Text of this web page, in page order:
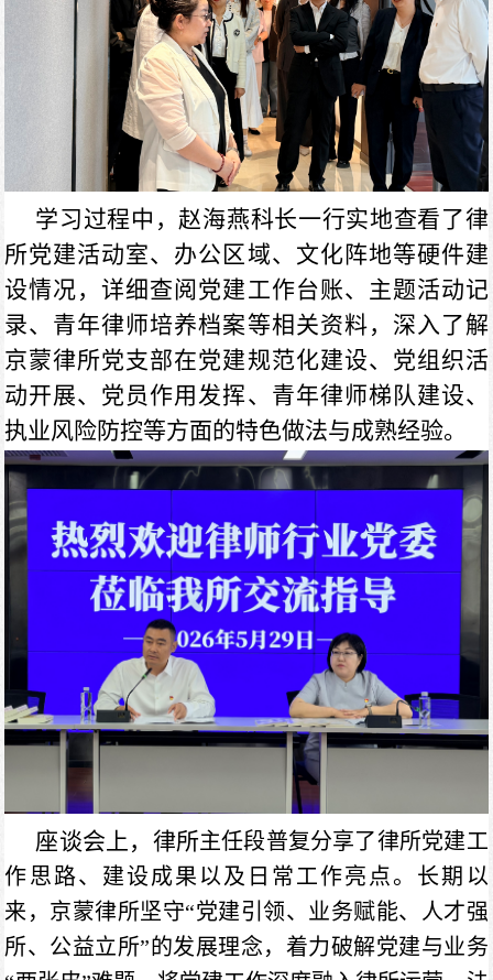
学习过程中，赵海燕科长一行实地查看了律
所党建活动室、办公区域、文化阵地等硬件建
设情况，详细查阅党建工作台账、主题活动记
录、青年律师培养档案等相关资料，深入了解
京蒙律所党支部在党建规范化建设、党组织活
动开展、党员作用发挥、青年律师梯队建设、
执业风险防控等方面的特色做法与成熟经验。
座谈会上，律所主任段普复分享了律所党建工
作思路、建设成果以及日常工作亮点。长期以
来，京蒙律所坚守“党建引领、业务赋能、人才强
所、公益立所”的发展理念，着力破解党建与业务